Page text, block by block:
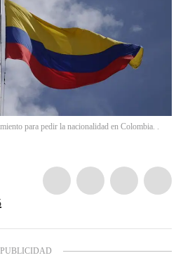
para pedir la nacionalidad en Colombia. .